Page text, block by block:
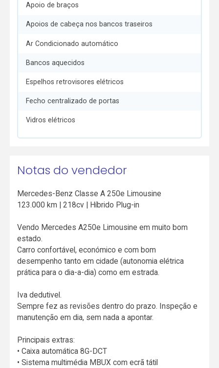
Apoio de braços
Apoios de cabeça nos bancos traseiros
Ar Condicionado automático
Bancos aquecidos
Espelhos retrovisores elétricos
Fecho centralizado de portas
Vidros elétricos
Notas do vendedor
Mercedes-Benz Classe A 250e Limousine
123.000 km | 218cv | Híbrido Plug-in
Vendo Mercedes A250e Limousine em muito bom
estado.
Carro confortável, económico e com bom
desempenho tanto em cidade (autonomia elétrica
prática para o dia-a-dia) como em estrada.
Iva dedutivel.
Sempre fez as revisões dentro do prazo. Inspeção e
manutenção em dia, sem nada a apontar.
Principais extras:
• Caixa automática 8G-DCT
• Sistema multimédia MBUX com ecrã tátil